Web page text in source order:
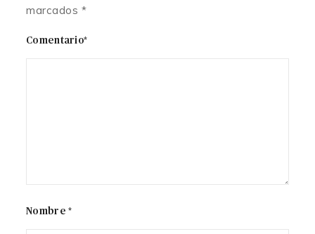
marcados *
Comentario*
Nombre *